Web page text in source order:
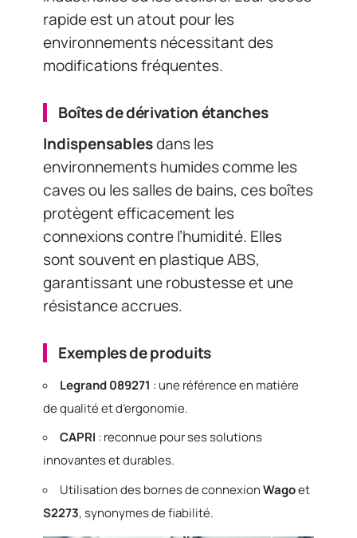
rapide est un atout pour les
environnements nécessitant des
modifications fréquentes.
Boîtes de dérivation étanches
Indispensablesdans les
environnements humides comme les
caves ou les salles de bains, ces boîtes
protègent efficacement les
connexions contre l’humidité. Elles
sont souvent en plastique ABS,
garantissant une robustesse et une
résistance accrues.
Exemples de produits
Legrand 089271 : une référence en matière
de qualité et d’ergonomie.
CAPRI : reconnue pour ses solutions
innovantes et durables.
Utilisation des bornes de connexionWagoet
S2273, synonymes de fiabilité.